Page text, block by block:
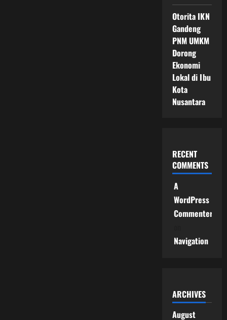
Otorita IKN
Gandeng
PNM UMKM
Dorong
Ekonomi
Lokal di Ibu
Kota
Nusantara
RECENT
COMMENTS
A
WordPress
Commenter
Navigation
ARCHIVES
August